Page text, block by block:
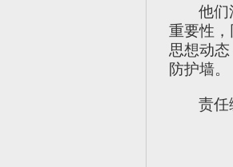
他们
重要性
思想动
防护墙。
责任